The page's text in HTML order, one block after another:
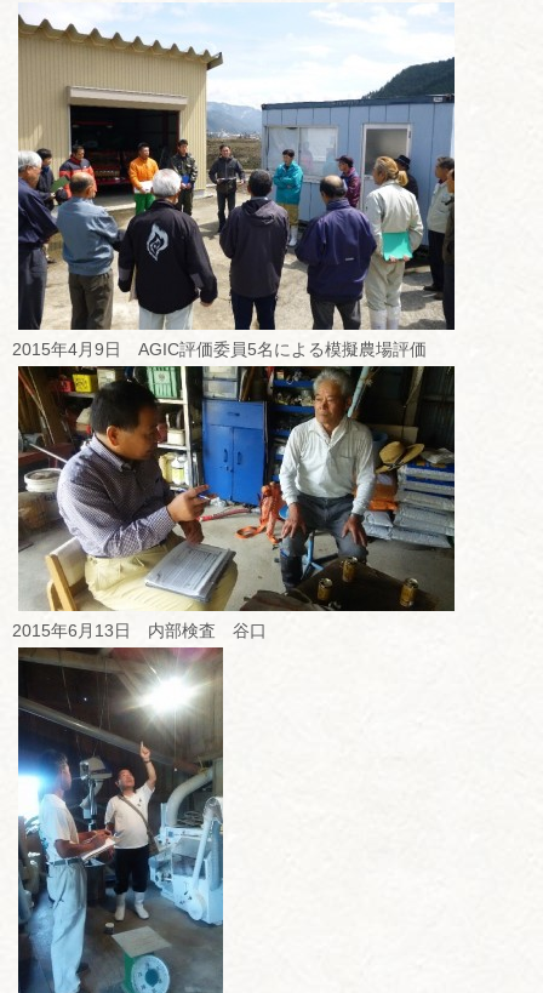
2015年4月9日 AGIC評価委員5名による模擬農場評価
2015年6月13日 内部検査 谷口